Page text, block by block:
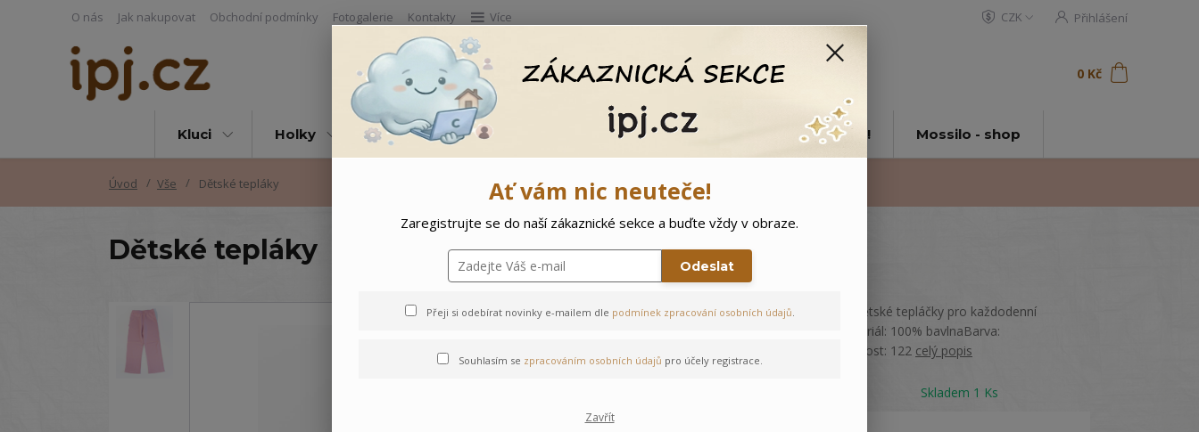
O nás Jak nakupovat Obchodní podmínky Fotogalerie Kontakty Více CZK Přihlášení
Hledat 0 Kč
Kluci Holky Vše Doprodej Ostatní 🌲 Vítejte ve světě Mossilo! Mossilo - shop
Úvod Vše Dětské tepláky
Dětské tepláky
Pohodlné dětské tepláčky pro každodenní
nošení.Materiál: 100% bavlnaBarva:
RůžováVelikost: 122 celý popis
Skladem 1 Ks
Ať vám nic neuteče!
Zaregistrujte se do naší zákaznické sekce a buďte vždy v obraze.
Odeslat
Přeji si odebírat novinky e-mailem dle podmínek zpracování osobních údajů.
Souhlasím se zpracováním osobních údajů pro účely registrace.
Zavřít